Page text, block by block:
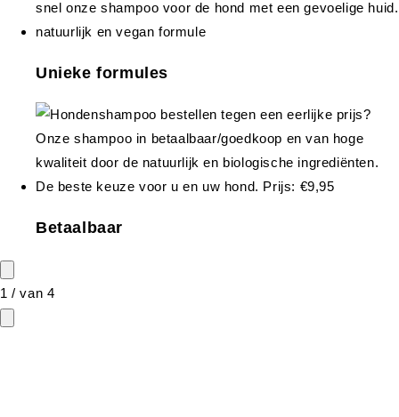
Unieke formules
Betaalbaar
1 /van 4